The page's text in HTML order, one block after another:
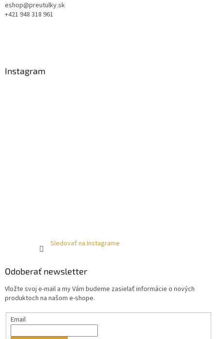
eshop@preutulky.sk
+421 948 318 961
Instagram
Sledovať na Instagrame
Odoberať newsletter
Vložte svoj e-mail a my Vám budeme zasielať informácie o nových
produktoch na našom e-shope.
Email